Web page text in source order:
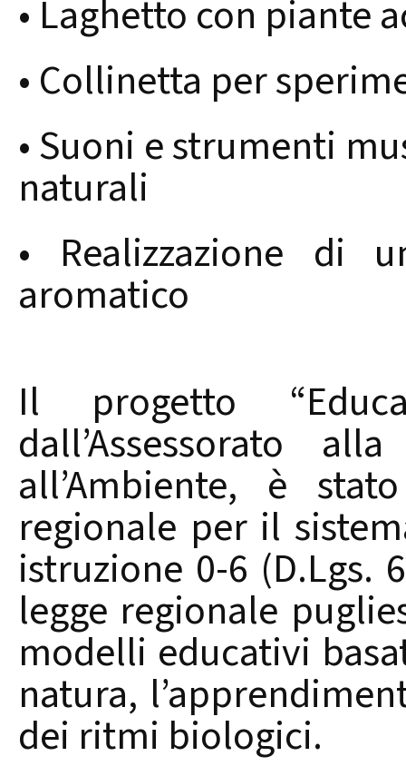
• Laghetto con piante
• Collinetta per
• Suoni e strumenti
naturali
• Realizzazione
aromatico
Il progetto
dall’Assessorato
all’Ambiente, è
regionale per il
istruzione 0-6 (D.Lgs.
legge regionale
modelli educativi
natura,
dei ritmi biologici.